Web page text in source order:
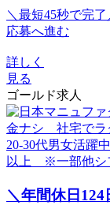
＼最短45秒で完了
応募へ進む
詳しく
見る
ゴールド求人
＼年間休日